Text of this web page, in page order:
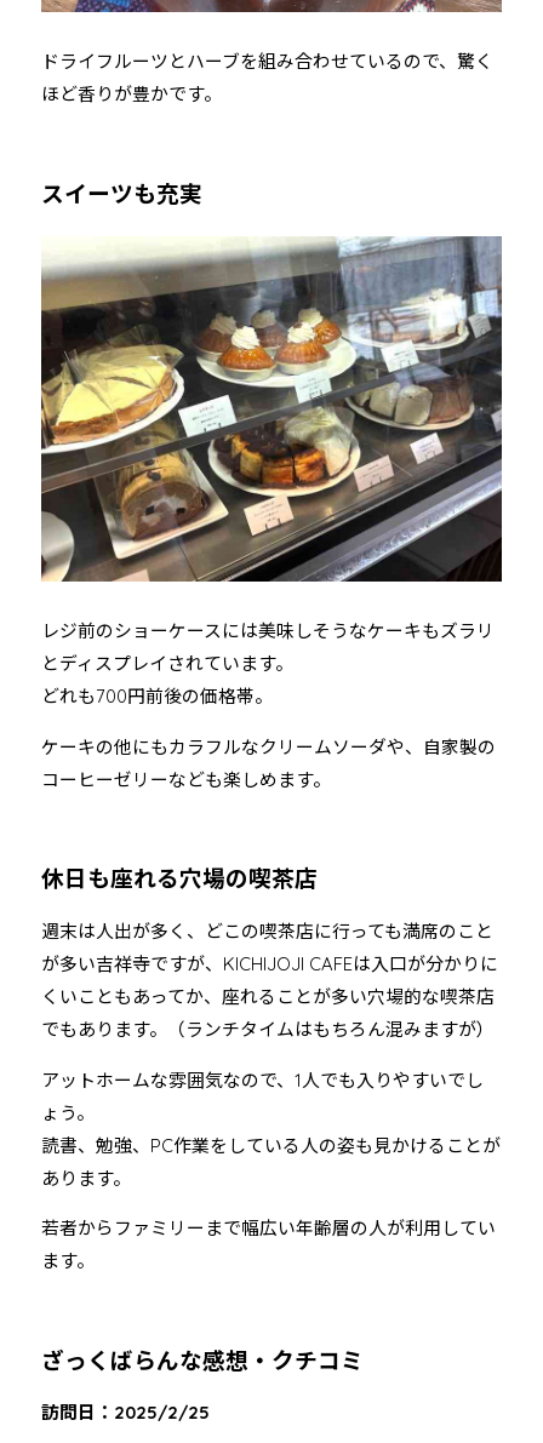
ドライフルーツとハーブを組み合わせているので、驚く
ほど香りが豊かです。
スイーツも充実
レジ前のショーケースには美味しそうなケーキもズラリ
とディスプレイされています。
どれも700円前後の価格帯。
ケーキの他にもカラフルなクリームソーダや、自家製の
コーヒーゼリーなども楽しめます。
休日も座れる穴場の喫茶店
週末は人出が多く、どこの喫茶店に行っても満席のこと
が多い吉祥寺ですが、KICHIJOJI CAFEは入口が分かりに
くいこともあってか、座れることが多い穴場的な喫茶店
でもあります。（ランチタイムはもちろん混みますが）
アットホームな雰囲気なので、1人でも入りやすいでし
ょう。
読書、勉強、PC作業をしている人の姿も見かけることが
あります。
若者からファミリーまで幅広い年齢層の人が利用してい
ます。
ざっくばらんな感想・クチコミ
訪問日：2025/2/25